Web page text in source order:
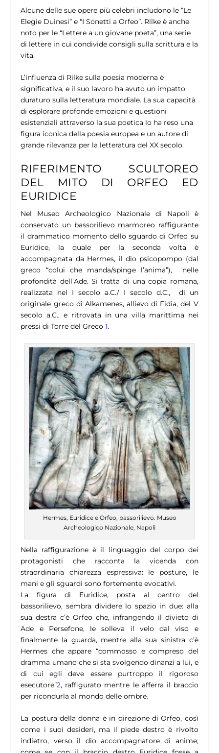
Alcune delle sue opere più celebri includono le “Le
Elegie Duinesi” e “I Sonetti a Orfeo”. Rilke è anche
noto per le “Lettere a un giovane poeta”, una serie
di lettere in cui condivide consigli sulla scrittura e la
vita.
L’influenza di Rilke sulla poesia moderna è
significativa, e il suo lavoro ha avuto un impatto
duraturo sulla letteratura mondiale. La sua capacità
di esplorare profonde emozioni e questioni
esistenziali attraverso la sua poetica lo ha reso una
figura iconica della poesia europea e un autore di
grande rilevanza per la letteratura del XX secolo.
RIFERIMENTO SCULTOREO
DEL MITO DI ORFEO ED
EURIDICE
Nel Museo Archeologico Nazionale di Napoli è
conservato un bassorilievo marmoreo raffigurante
il drammatico momento dello sguardo di Orfeo su
Euridice, la quale per la seconda volta è
accompagnata da Hermes, il dio psicopompo (dal
greco “colui che manda/spinge l’anima”), nelle
profondità dell’Ade.Si tratta di una copia romana,
realizzata nel I secolo a.C./ I secolo d.C., di un
originale greco di Alkamenes, allievo di Fidia, del V
secolo a.C., e ritrovata in una villa marittima nei
pressi di Torre del Greco1.
Hermes, Euridice e Orfeo, bassorilievo. Museo
Archeologico Nazionale, Napoli
Nella raffigurazione è il linguaggio del corpo dei
protagonisti che racconta la vicenda con
straordinaria chiarezza espressiva: le posture, le
mani e gli sguardi sono fortemente evocativi.
La figura di Euridice, posta al centro del
bassorilievo, sembra dividere lo spazio in due: alla
sua destra c’è Orfeo che, infrangendo il divieto di
Ade e Persefone, le solleva il velo dal viso e
finalmente la guarda, mentre alla sua sinistra c’è
Hermes che appare “commosso e compreso del
dramma umano che si sta svolgendo dinanzi a lui, e
di cui egli deve essere purtroppo il rigoroso
esecutore”2, raffigurato mentre le afferra il braccio
per ricondurla al mondo delle ombre.
La postura della donna è in direzione di Orfeo, così
come i suoi desideri, ma il piede destro è rivolto
indietro, verso il dio accompagnatore di anime;